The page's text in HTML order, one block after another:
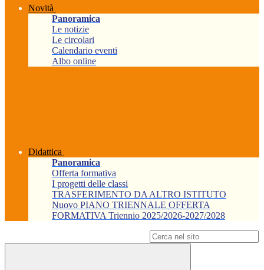
Novità
Panoramica
Le notizie
Le circolari
Calendario eventi
Albo online
Didattica
Panoramica
Offerta formativa
I progetti delle classi
TRASFERIMENTO DA ALTRO ISTITUTO
Nuovo PIANO TRIENNALE OFFERTA
FORMATIVA Triennio 2025/2026-2027/2028